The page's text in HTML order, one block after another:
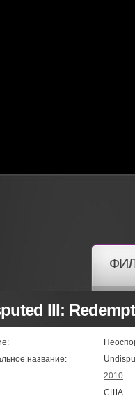
III:
название:
2010
США